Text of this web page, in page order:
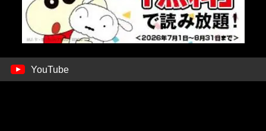
YouTube